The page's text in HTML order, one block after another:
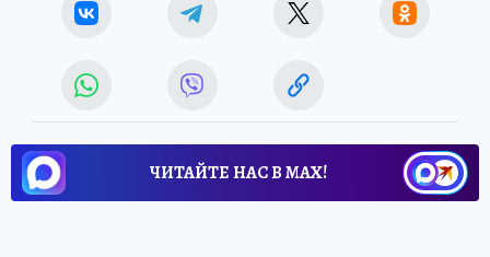
ЧИТАЙТЕ НАС В МАХ!